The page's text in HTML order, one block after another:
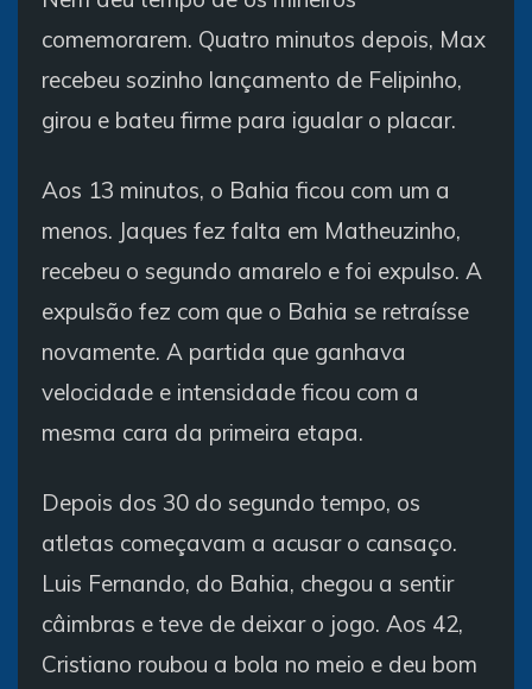
comemorarem. Quatro minutos depois, Max
recebeu sozinho lançamento de Felipinho,
girou e bateu firme para igualar o placar.
Aos 13 minutos, o Bahia ficou com um a
menos. Jaques fez falta em Matheuzinho,
recebeu o segundo amarelo e foi expulso. A
expulsão fez com que o Bahia se retraísse
novamente. A partida que ganhava
velocidade e intensidade ficou com a
mesma cara da primeira etapa.
Depois dos 30 do segundo tempo, os
atletas começavam a acusar o cansaço.
Luis Fernando, do Bahia, chegou a sentir
câimbras e teve de deixar o jogo. Aos 42,
Cristiano roubou a bola no meio e deu bom